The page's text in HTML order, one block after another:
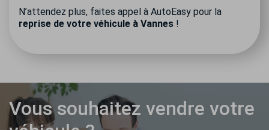
N’attendez plus, faites appel à AutoEasy pour la
reprise de votre véhicule à Vannes !
Vous souhaitez vendre votre